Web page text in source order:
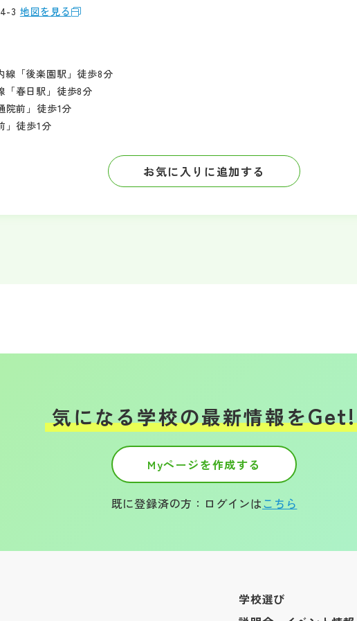
3 地図を見る
「後楽園駅」徒歩8分
春日駅」徒歩8分
前」徒歩1分
」徒歩1分
お気に入りに追加する
気になる学校の最新情報をGet!
Myページを作成する
既に登録済の方：ログインはこちら
学校選び